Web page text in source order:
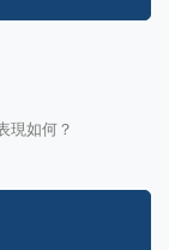
現如何？